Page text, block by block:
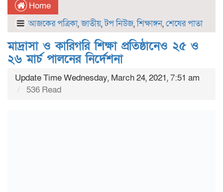
Home
আজকের পত্রিকা,জাতীয়,টপ নিউজ,শিক্ষাঙ্গন,শেষের পাতা
মাদ্রাসা ও কারিগরি শিক্ষা প্রতিষ্ঠানেও ২৫ ও
২৬ মার্চ পালনের নির্দেশনা
Update Time Wednesday, March 24, 2021, 7:51 am
536 Read